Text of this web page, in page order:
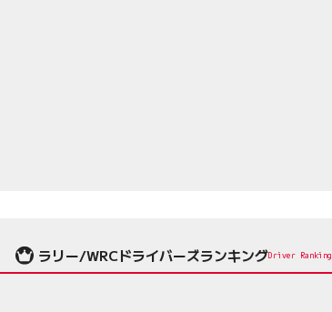
ラリー/WRCドライバーズランキングDriver Ranking